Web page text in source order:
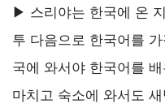
▶ 스리야는 한국에 온
투 다음으로 한국어를
국에 와서야 한국어를
마치고 숙소에 와서도